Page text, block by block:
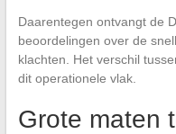
Daarentegen ontvangt de
beoordelingen over de
klachten. Het verschil
dit operationele vlak.
Grote maten